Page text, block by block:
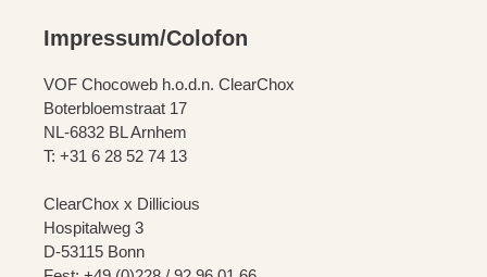
Impressum/Colofon
VOF Chocoweb h.o.d.n. ClearChox
Boterbloemstraat 17
NL-6832 BL Arnhem
T: +31 6 28 52 74 13
ClearChox x Dillicious
Hospitalweg 3
D-53115 Bonn